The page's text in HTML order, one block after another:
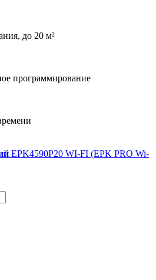
до 20 м²
программирование
EPK4590P20 WI-FI (EPK PRO Wi-